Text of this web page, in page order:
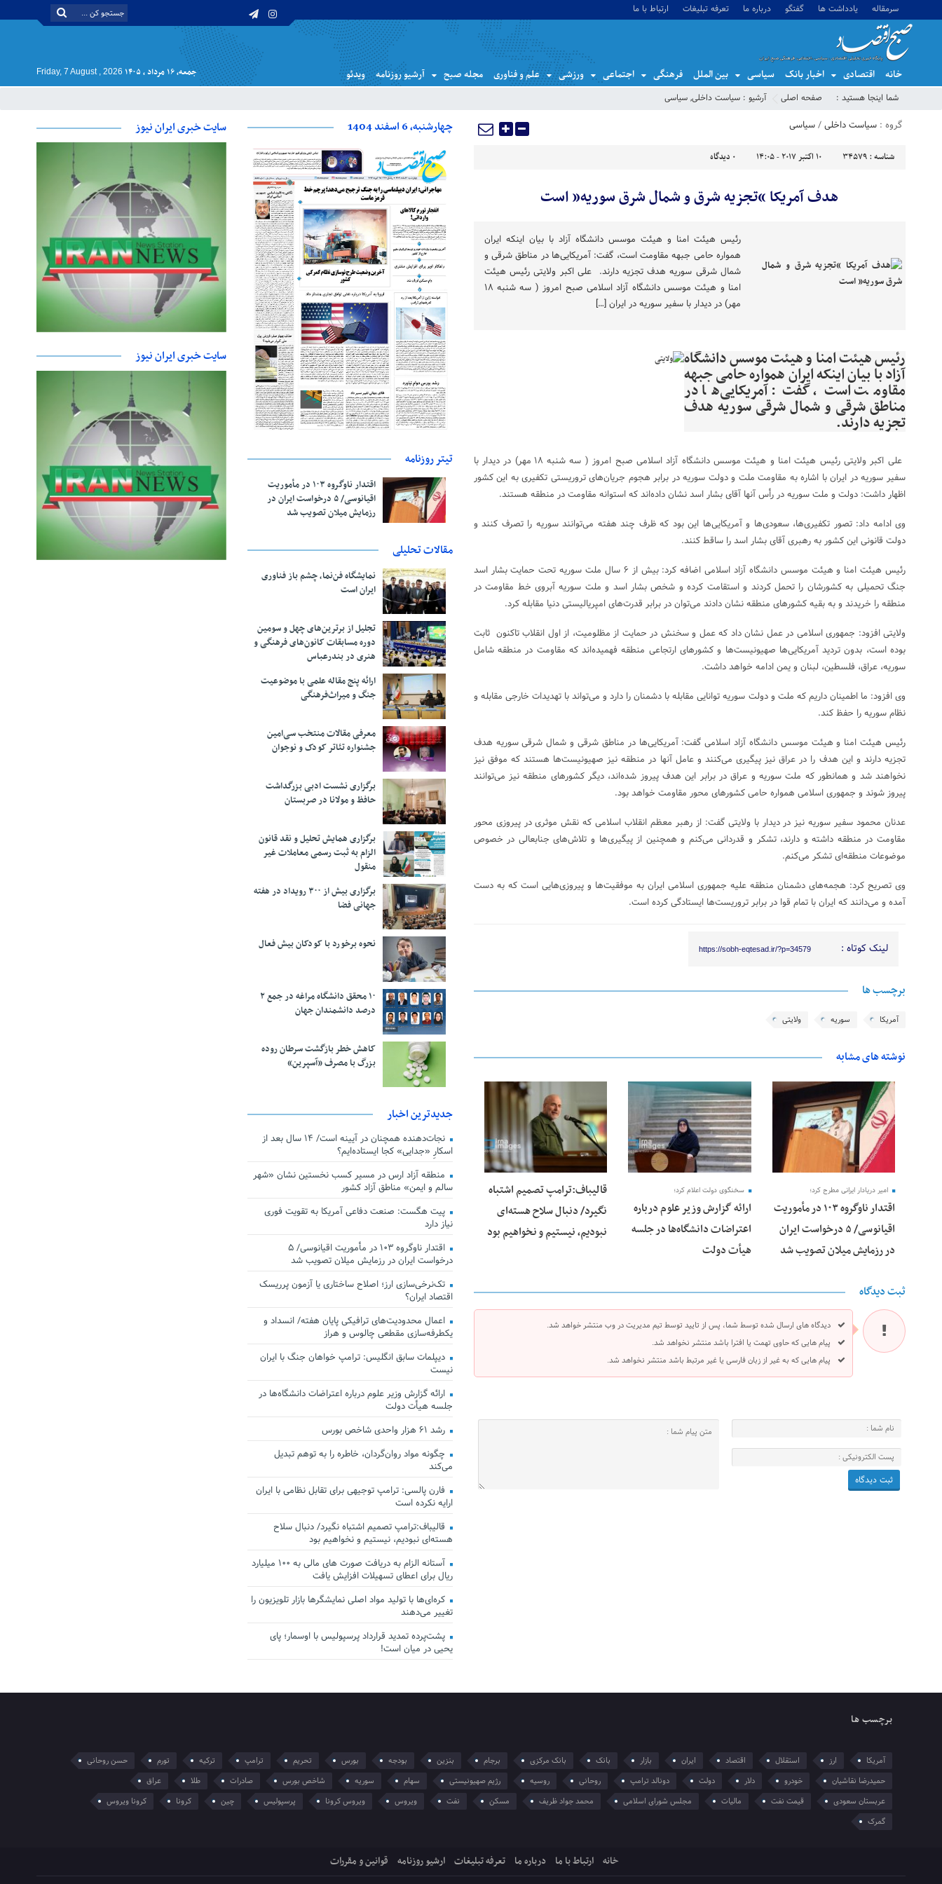
سرمقاله یادداشت ها گفتگو درباره ما تعرفه تبلیغات ارتباط با ما
خانه اقتصادی اخبار بانک سیاسی بین الملل فرهنگی اجتماعی ورزشی علم و فناوری مجله صبح آرشیو روزنامه ویدئو جمعه, ۱۶ مرداد , ۱۴۰۵ Friday, 7 August , 2026
شما اینجا هستید : صفحه اصلی آرشیو : سیاست داخلی, سیاسی
گروه : سیاست داخلی/سیاسی
شناسه : 34579 10 اکتبر 2017 - 14:05 0 دیدگاه
هدف آمریکا “تجزیه شرق و شمال شرق سوریه” است
رئیس هیئت امنا و هیئت موسس دانشگاه آزاد با بیان اینکه ایران
همواره حامی جبهه مقاومت است، گفت: آمریکایی‌ها در مناطق شرقی و
شمال شرقی سوریه هدف تجزیه دارند. علی اکبر ولایتی رئیس هیئت
امنا و هیئت موسس دانشگاه آزاد اسلامی صبح امروز ( سه شنبه ۱۸
مهر) در دیدار با سفیر سوریه در ایران […]
رئیس هیئت امنا و هیئت موسس دانشگاه
آزاد با بیان اینکه ایران همواره حامی جبهه
مقاومت است، گفت: آمریکایی‌ها در
مناطق شرقی و شمال شرقی سوریه هدف
تجزیه دارند.
علی اکبر ولایتی رئیس هیئت امنا و هیئت موسس دانشگاه آزاد اسلامی صبح امروز ( سه شنبه ۱۸ مهر) در دیدار با
سفیر سوریه در ایران با اشاره به مقاومت ملت و دولت سوریه در برابر هجوم جریان‌های تروریستی تکفیری به این کشور
اظهار‌ داشت: دولت و ملت سوریه در رأس آنها آقای بشار اسد نشان داده‌اند که استوانه مقاومت در منطقه هستند.
وی ادامه داد: تصور تکفیری‌ها، سعودی‌ها و آمریکایی‌ها این بود که ظرف چند هفته می‌توانند سوریه را تصرف کنند و
دولت قانونی این کشور به رهبری آقای بشار اسد را ساقط کنند.
رئیس هیئت امنا و هیئت موسس دانشگاه آزاد اسلامی اضافه کرد: بیش از ۶ سال ملت سوریه تحت حمایت بشار اسد
جنگ تحمیلی به کشورشان را تحمل کردند و استقامت کرده و شخص بشار اسد و ملت سوریه آبروی خط مقاومت در
منطقه را خریدند و به بقیه کشورهای منطقه نشان دادند می‌توان در برابر قدرت‌های امپریالیستی دنیا مقابله کرد.
ولایتی افزود: جمهوری اسلامی در عمل نشان داد که عمل و سخنش در حمایت از مظلومیت، از اول انقلاب تاکنون ثابت
بوده است، بدون تردید آمریکایی‌ها صهیونیست‌ها و کشورهای ارتجاعی منطقه فهمیده‌اند که مقاومت در منطقه شامل
سوریه، عراق، فلسطین، لبنان و یمن ادامه خواهد داشت.
وی افزود: ما اطمینان داریم که ملت و دولت سوریه توانایی مقابله با دشمنان را دارد و می‌تواند با تهدیدات خارجی مقابله و
نظام سوریه را حفظ کند.
رئیس هیئت امنا و هیئت موسس دانشگاه آزاد اسلامی گفت: آمریکایی‌ها در مناطق شرقی و شمال شرقی سوریه هدف
تجزیه دارند و این هدف را در عراق نیز پیگیری می‌کنند و عامل آنها در منطقه نیز صهیونیست‌ها هستند که موفق نیز
نخواهند شد و همانطور که ملت سوریه و عراق در برابر این هدف پیروز شده‌اند، دیگر کشورهای منطقه نیز می‌توانند
پیروز شوند و جمهوری اسلامی همواره حامی کشورهای محور مقاومت خواهد بود.
عدنان محمود سفیر سوریه نیز در دیدار با ولایتی گفت: از رهبر معظم انقلاب اسلامی که نقش موثری در پیروزی محور
مقاومت در منطقه داشته و دارند، تشکر و قدردانی می‌کنم و همچنین از پیگیری‌ها و تلاش‌های جنابعالی در خصوص
موضوعات منطقه‌ای تشکر می‌کنم.
وی تصریح کرد: هجمه‌های دشمنان منطقه علیه جمهوری اسلامی ایران به موفقیت‌ها و پیروزی‌هایی است که به دست
آمده و می‌دانند که ایران با تمام قوا در برابر تروریست‌ها ایستادگی کرده است.
لینک کوتاه : https://sobh-eqtesad.ir/?p=34579
برچسب ها
آمریکا سوریه ولایتی
نوشته های مشابه
28 فوریه 2026
امیر دریادار ایرانی مطرح کرد؛
اقتدار ناوگروه ۱۰۳ در مأموریت‌
اقیانوسی/ ۵ درخواست ایران
در رزمایش میلان تصویب شد
25 فوریه 2026
سخنگوی دولت اعلام کرد؛
ارائه گزارش وزیر علوم درباره
اعتراضات دانشگاه‌ها در جلسه
هیأت دولت
قالیباف:ترامپ تصمیم اشتباه
نگیرد/ دنبال سلاح هسته‌ای
نبودیم، نیستیم و نخواهیم بود
ثبت دیدگاه
دیدگاه های ارسال شده توسط شما، پس از تایید توسط تیم مدیریت در وب منتشر خواهد شد.
پیام هایی که حاوی تهمت یا افترا باشد منتشر نخواهد شد.
پیام هایی که به غیر از زبان فارسی یا غیر مرتبط باشد منتشر نخواهد شد.
چهارشنبه، 6 اسفند 1404
تیتر روزنامه
اقتدار ناوگروه ۱۰۳ در مأموریت‌
اقیانوسی/ ۵ درخواست ایران در
رزمایش میلان تصویب شد
مقالات تحلیلی
نمایشگاه فن‌نما، چشم باز فناوری
ایران است
تجلیل از بر‌ترین‌های چهل و سومین
دوره مسابقات کانون‌های فرهنگی و
هنری در بندرعباس
ارائه پنج مقاله علمی با موضوعیت
جنگ و میراث‌فرهنگی
معرفی مقالات منتخب سی‌امین
جشنواره تئاتر کودک و نوجوان
برگزاری نشست ادبی بزرگداشت
حافظ و مولانا در صربستان
برگزاری همایش تحلیل و نقد قانون
الزام به ثبت رسمی معاملات غیر
منقول
برگزاری بیش از ۳۰۰ رویداد در هفته
جهانی فضا
نحوه برخورد با کودکان بیش فعال
۱۰ محقق دانشگاه مراغه در جمع ۲
درصد دانشمندان جهان
کاهش خطر بازگشت سرطان روده
بزرگ با مصرف «آسپرین»
جدیدترین اخبار
نجات‌دهنده‌ همچنان در آیینه است/ ۱۴ سال بعد از
اسکارِ «جدایی» کجا ایستاده‌ایم؟
منطقه آزاد ارس در مسیر کسب نخستین نشان «شهر
سالم و ایمن» مناطق آزاد کشور
پیت هگست: صنعت دفاعی آمریکا به تقویت فوری
نیاز دارد
اقتدار ناوگروه ۱۰۳ در مأموریت‌ اقیانوسی/ ۵
درخواست ایران در رزمایش میلان تصویب شد
تک‌نرخی‌سازی ارز؛ اصلاح ساختاری یا آزمون پرریسک
اقتصاد ایران؟
اعمال محدودیت‌های ترافیکی پایان هفته/ انسداد و
یکطرفه‌سازی مقطعی چالوس و هراز
دیپلمات سابق انگلیس:‌ ترامپ خواهان جنگ با ایران
نیست
ارائه گزارش وزیر علوم درباره اعتراضات دانشگاه‌ها در
جلسه هیأت دولت
رشد ۶۱ هزار واحدی شاخص بورس
چگونه مواد روان‌گردان، خاطره را به توهم تبدیل
می‌کند
فارن پالسی: ترامپ توجیهی برای تقابل نظامی با ایران
ارایه نکرده است
قالیباف:ترامپ تصمیم اشتباه نگیرد/ دنبال سلاح
هسته‌ای نبودیم، نیستیم و نخواهیم بود
آستانه الزام به دریافت صورت های مالی به ۱۰۰ میلیارد
ریال برای اعطای تسهیلات افزایش یافت
کره‌ای‌ها با تولید مواد اصلی نمایشگرها بازار تلویزیون را
تغییر می‌دهند
پشت‌پرده تمدید قرارداد پرسپولیس با اوسمار؛ پای
یحیی در میان است!
سایت خبری ایران نیوز
سایت خبری ایران نیوز
برچسب ها
آمریکا ارز استقلال اقتصاد ایران بازار بانک بانک مرکزی برجام بنزین بودجه بورس تحریم ترامپ ترکیه تورم
حسن روحانی
حمیدرضا نقاشیان
خودرو دلار دولت دونالد ترامپ روحانی روسیه رژیم صهیونیستی سهام سوریه شاخص بورس صادرات طلا
عراق
عربستان سعودی
قیمت نفت مالیات مجلس شورای اسلامی محمد جواد ظریف مسکن نفت ویروس ویروس کرونا پرسپولیس چین کرونا
کرونا ویروس
گمرک
خانه ارتباط با ما درباره ما تعرفه تبلیغات ارشیو روزنامه قوانین و مقررات